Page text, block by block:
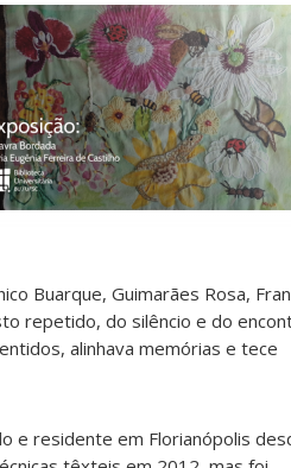
Buarque, Guimarães Rosa,
repetido, do silêncio e do
alinhava memórias e tece
e residente em Florianópolis